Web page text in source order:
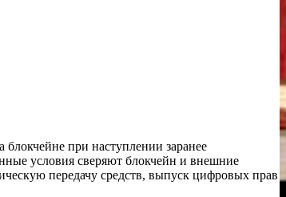
при наступлении заранее
условия сверяют блокчейн и внешние
передачу средств, выпуск цифровых прав